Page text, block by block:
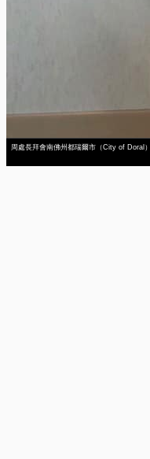
周處長拜會南佛州都瑞爾市（City of Doral